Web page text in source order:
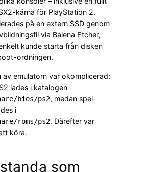
kärna för PlayStation 2.
på en extern SSD genom
via Balena Etcher,
kunde starta från disken
ordningen.
av emulatorn var okomplicerad:
lades i katalogen
bios/ps2, medan spel-
i
roms/ps2. Därefter var
köra.
som